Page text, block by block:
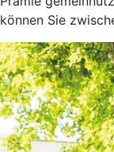
können Sie